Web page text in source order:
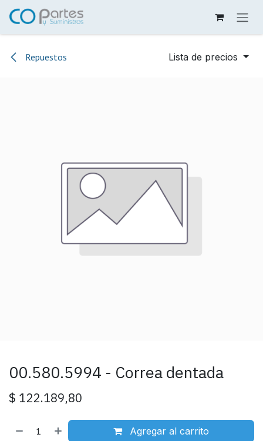
Ir al contenido
Repuestos Lista de precios
00.580.5994 - Correa dentada
$ 122.189,80
Agregar al carrito